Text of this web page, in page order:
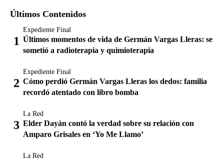
Últimos Contenidos
Expediente Final
Últimos momentos de vida de Germán Vargas Lleras: se
sometió a radioterapia y quimioterapia
Expediente Final
Cómo perdió Germán Vargas Lleras los dedos: familia
recordó atentado con libro bomba
La Red
Elder Dayán contó la verdad sobre su relación con
Amparo Grisales en ‘Yo Me Llamo’
La Red